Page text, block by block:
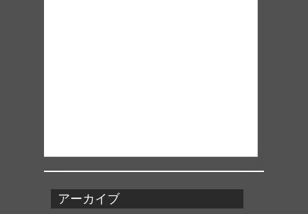
アーカイブ